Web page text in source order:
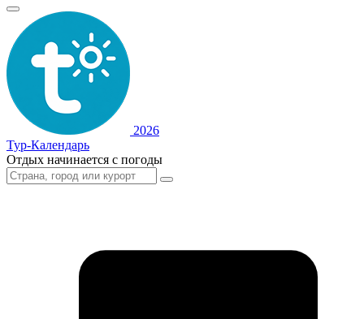
2026
Тур-Календарь
Отдых начинается с погоды